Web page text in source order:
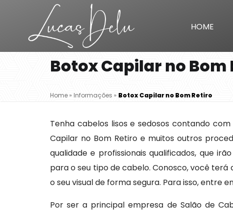
HOME
Botox Capilar no Bom
Home » Informações » Botox Capilar no Bom Retiro
Tenha cabelos lisos e sedosos contando
Capilar no Bom Retiro e muitos outros
qualidade e profissionais qualificados, que
para o seu tipo de cabelo. Conosco, você
o seu visual de forma segura. Para isso, entre
Por ser a principal empresa de Salão de